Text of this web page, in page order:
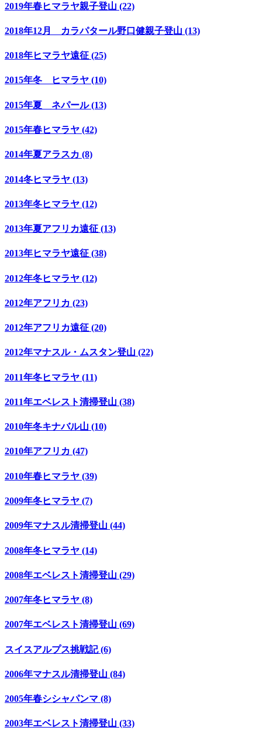
2019年春ヒマラヤ親子登山 (22)
2018年12月 カラパタール野口健親子登山 (13)
2018年ヒマラヤ遠征 (25)
2015年冬 ヒマラヤ (10)
2015年夏 ネパール (13)
2015年春ヒマラヤ (42)
2014年夏アラスカ (8)
2014冬ヒマラヤ (13)
2013年冬ヒマラヤ (12)
2013年夏アフリカ遠征 (13)
2013年ヒマラヤ遠征 (38)
2012年冬ヒマラヤ (12)
2012年アフリカ (23)
2012年アフリカ遠征 (20)
2012年マナスル・ムスタン登山 (22)
2011年冬ヒマラヤ (11)
2011年エベレスト清掃登山 (38)
2010年冬キナバル山 (10)
2010年アフリカ (47)
2010年春ヒマラヤ (39)
2009年冬ヒマラヤ (7)
2009年マナスル清掃登山 (44)
2008年冬ヒマラヤ (14)
2008年エベレスト清掃登山 (29)
2007年冬ヒマラヤ (8)
2007年エベレスト清掃登山 (69)
スイスアルプス挑戦記 (6)
2006年マナスル清掃登山 (84)
2005年春シシャパンマ (8)
2003年エベレスト清掃登山 (33)